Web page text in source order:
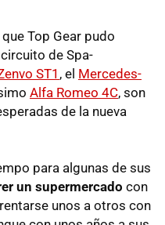
que Top Gear pudo
de Spa-
ST1 , el Mercedes-
Alfa Romeo 4C, son
de la nueva
para algunas de sus
un supermercado con
unos a otros con